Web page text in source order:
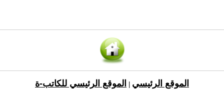
الموقع الرئيسي الموقع الرئيسي للكاتب-ة